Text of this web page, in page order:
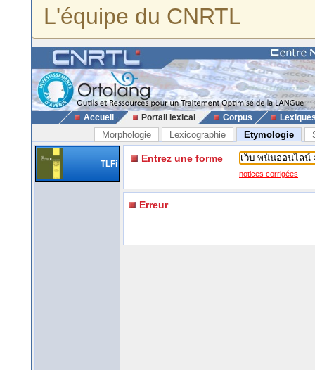
L'équipe du CNRTL
Accueil Portail lexical Corpus
Morphologie Lexicographie Etymologie
TLFi Entrez une forme
notices corrigées
Erreur